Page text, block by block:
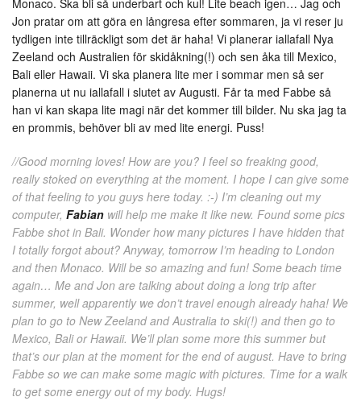
Monaco. Ska bli så underbart och kul! Lite beach igen… Jag och
Jon pratar om att göra en långresa efter sommaren, ja vi reser ju
tydligen inte tillräckligt som det är haha! Vi planerar iallafall Nya
Zeeland och Australien för skidåkning(!) och sen åka till Mexico,
Bali eller Hawaii. Vi ska planera lite mer i sommar men så ser
planerna ut nu iallafall i slutet av Augusti. Får ta med Fabbe så
han vi kan skapa lite magi när det kommer till bilder. Nu ska jag ta
en prommis, behöver bli av med lite energi. Puss!
//Good morning loves! How are you? I feel so freaking good,
really stoked on everything at the moment. I hope I can give some
of that feeling to you guys here today. :-) I’m cleaning out my
computer, Fabian will help me make it like new. Found some pics
Fabbe shot in Bali. Wonder how many pictures I have hidden that
I totally forgot about? Anyway, tomorrow I’m heading to London
and then Monaco. Will be so amazing and fun! Some beach time
again… Me and Jon are talking about doing a long trip after
summer, well apparently we don’t travel enough already haha! We
plan to go to New Zeeland and Australia to ski(!) and then go to
Mexico, Bali or Hawaii. We’ll plan some more this summer but
that’s our plan at the moment for the end of august. Have to bring
Fabbe so we can make some magic with pictures. Time for a walk
to get some energy out of my body. Hugs!